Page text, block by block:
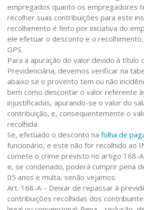
empregados quanto os empregadores
recolher suas contribuições para este
recolhimento é feito por iniciativa do
ele efetuar o desconto e o
GPS.
Para a apuração do valor devido à título
Previdenciária, devemos verificar na
abaixo se o provento tem ou não
bem como descontar o valor referente
injustificadas, apurando-se o valor do
contribuição, e, consequentemente o
recolhida.
Se, efetuado o desconto na folha de
funcionário, e este não for recolhido ao
comete o crime previsto no artigo 168-A
e, se condenado, poderá cumprir pena
05 anos e multa, senão vejamos:
Art. 168-A – Deixar de repassar à
contribuições recolhidas dos